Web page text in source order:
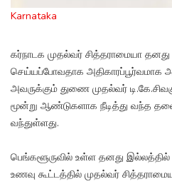
Karnataka
கர்நாடக முதல்வர் சித்தராமையா
செய்யப்போவதாக அதிகாரப்பூர்வமாக
அவருக்கும் துணை முதல்வர்
மூன்று ஆண்டுகளாக நீடித்து வந்த
வந்துள்ளது.
பெங்களூருவில் உள்ள தனது
உணவு கூட்டத்தில் முதல்வர்